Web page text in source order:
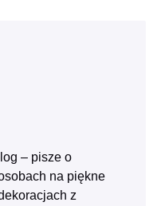
– pisze o
na piękne
z